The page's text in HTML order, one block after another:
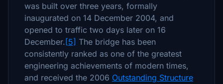
was built over three years, formally
inaugurated on 14 December 2004, and
opened to traffic two days later on 16
December. [5] The bridge has been
consistently ranked as one of the greatest
engineering achievements of modern times,
and received the 2006 Outstanding Structure